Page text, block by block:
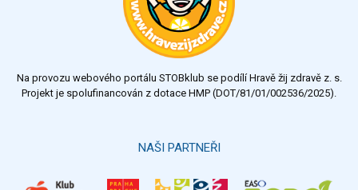
Na provozu webového portálu STOBklub se podílí Hravě žij zdravě z. s.
Projekt je spolufinancován z dotace HMP (DOT/81/01/002536/2025).
NAŠI PARTNEŘI